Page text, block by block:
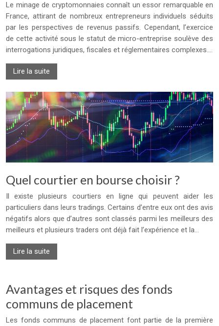
Le minage de cryptomonnaies connaît un essor remarquable en
France, attirant de nombreux entrepreneurs individuels séduits
par les perspectives de revenus passifs. Cependant, l’exercice
de cette activité sous le statut de micro-entreprise soulève des
interrogations juridiques, fiscales et réglementaires complexes….
Lire la suite
Quel courtier en bourse choisir ?
Il existe plusieurs courtiers en ligne qui peuvent aider les
particuliers dans leurs tradings. Certains d’entre eux ont des avis
négatifs alors que d’autres sont classés parmi les meilleurs des
meilleurs et plusieurs traders ont déjà fait l’expérience et la…
Lire la suite
Avantages et risques des fonds
communs de placement
Les fonds communs de placement font partie de la première